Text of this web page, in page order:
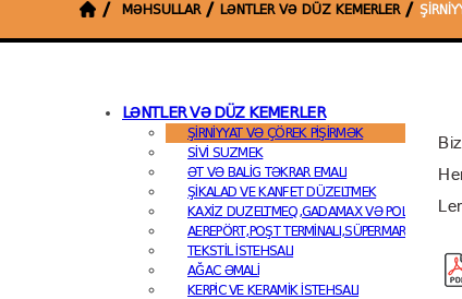
MƏHSULLAR LƏNTLER VƏ DÜZ KEMERLER
LƏNTLER VƏ DÜZ KEMERLER
ŞIRNIYYAT VƏ ÇÖREK PIŞIRMƏK
SIVI SUZMEK
ƏT VƏ BALIG TƏKRAR EMALI
ŞIKALAD VE KANFET DÜZELTMEK
KAXIZ DUZELTMEQ,GADAMAX VƏ POLIGRAFIYA
AEREPÖRT,POŞT TERMINALI,SÜPERMARKET
TEKSTIL ISTEHSALI
AĞAC ƏMALI
KERPIC VE KERAMIK ISTEHSALI